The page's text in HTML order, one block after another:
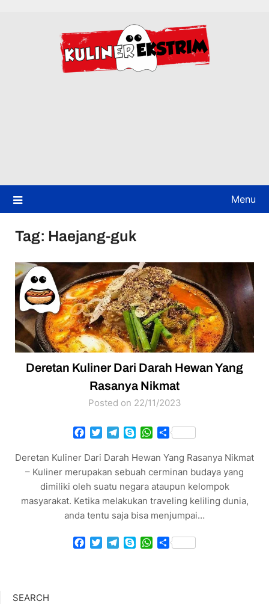
Menu
Tag: Haejang-guk
Deretan Kuliner Dari Darah Hewan Yang
Rasanya Nikmat
Posted on 22/11/2023
Facebook
TwitterTelegram
SkypeWhatsApp
Share
Deretan Kuliner Dari Darah Hewan Yang Rasanya Nikmat
– Kuliner merupakan sebuah cerminan budaya yang
dimiliki oleh suatu negara ataupun kelompok
masyarakat. Ketika melakukan traveling keliling dunia,
anda tentu saja bisa menjumpai…
Facebook
TwitterTelegram
SkypeWhatsApp
Share
SEARCH